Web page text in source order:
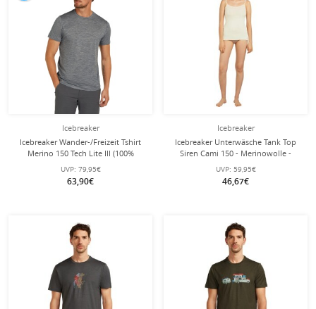
Icebreaker
Icebreaker Wander-/Freizeit Tshirt
Merino 150 Tech Lite III (100%
Merinowolle) grau Herren
UVP: 79,95€
63,90€
Icebreaker
Icebreaker Unterwäsche Tank Top
Siren Cami 150 - Merinowolle -
natur Damen
UVP: 59,95€
46,67€